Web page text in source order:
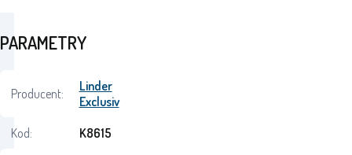
PARAMETRY
Producent:
Linder
Exclusiv
Kod:
K8615